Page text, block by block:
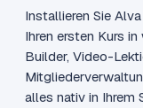
Installieren Sie
Ihren ersten Kurs
Builder, Video-
alles nativ in Ihrem